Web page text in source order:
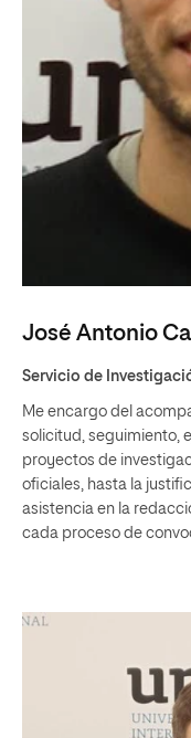
José Antonio
Servicio de
Me encargo del
solicitud, seguimiento,
proyectos de
oficiales, hasta la
asistencia en la
cada proceso de